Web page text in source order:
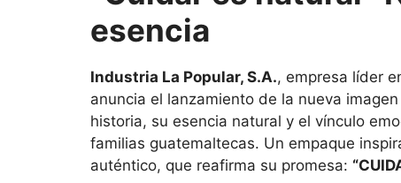
esencia
Industria La Popular, S.A., empresa líder
anuncia el lanzamiento de la nueva
historia, su esencia natural y el vínculo
familias guatemaltecas. Un empaque
auténtico, que reafirma su promesa: